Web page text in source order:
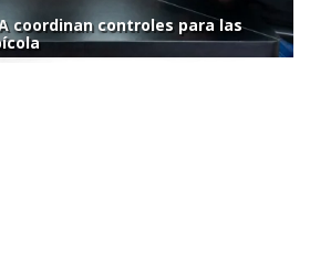
coordinan controles para las